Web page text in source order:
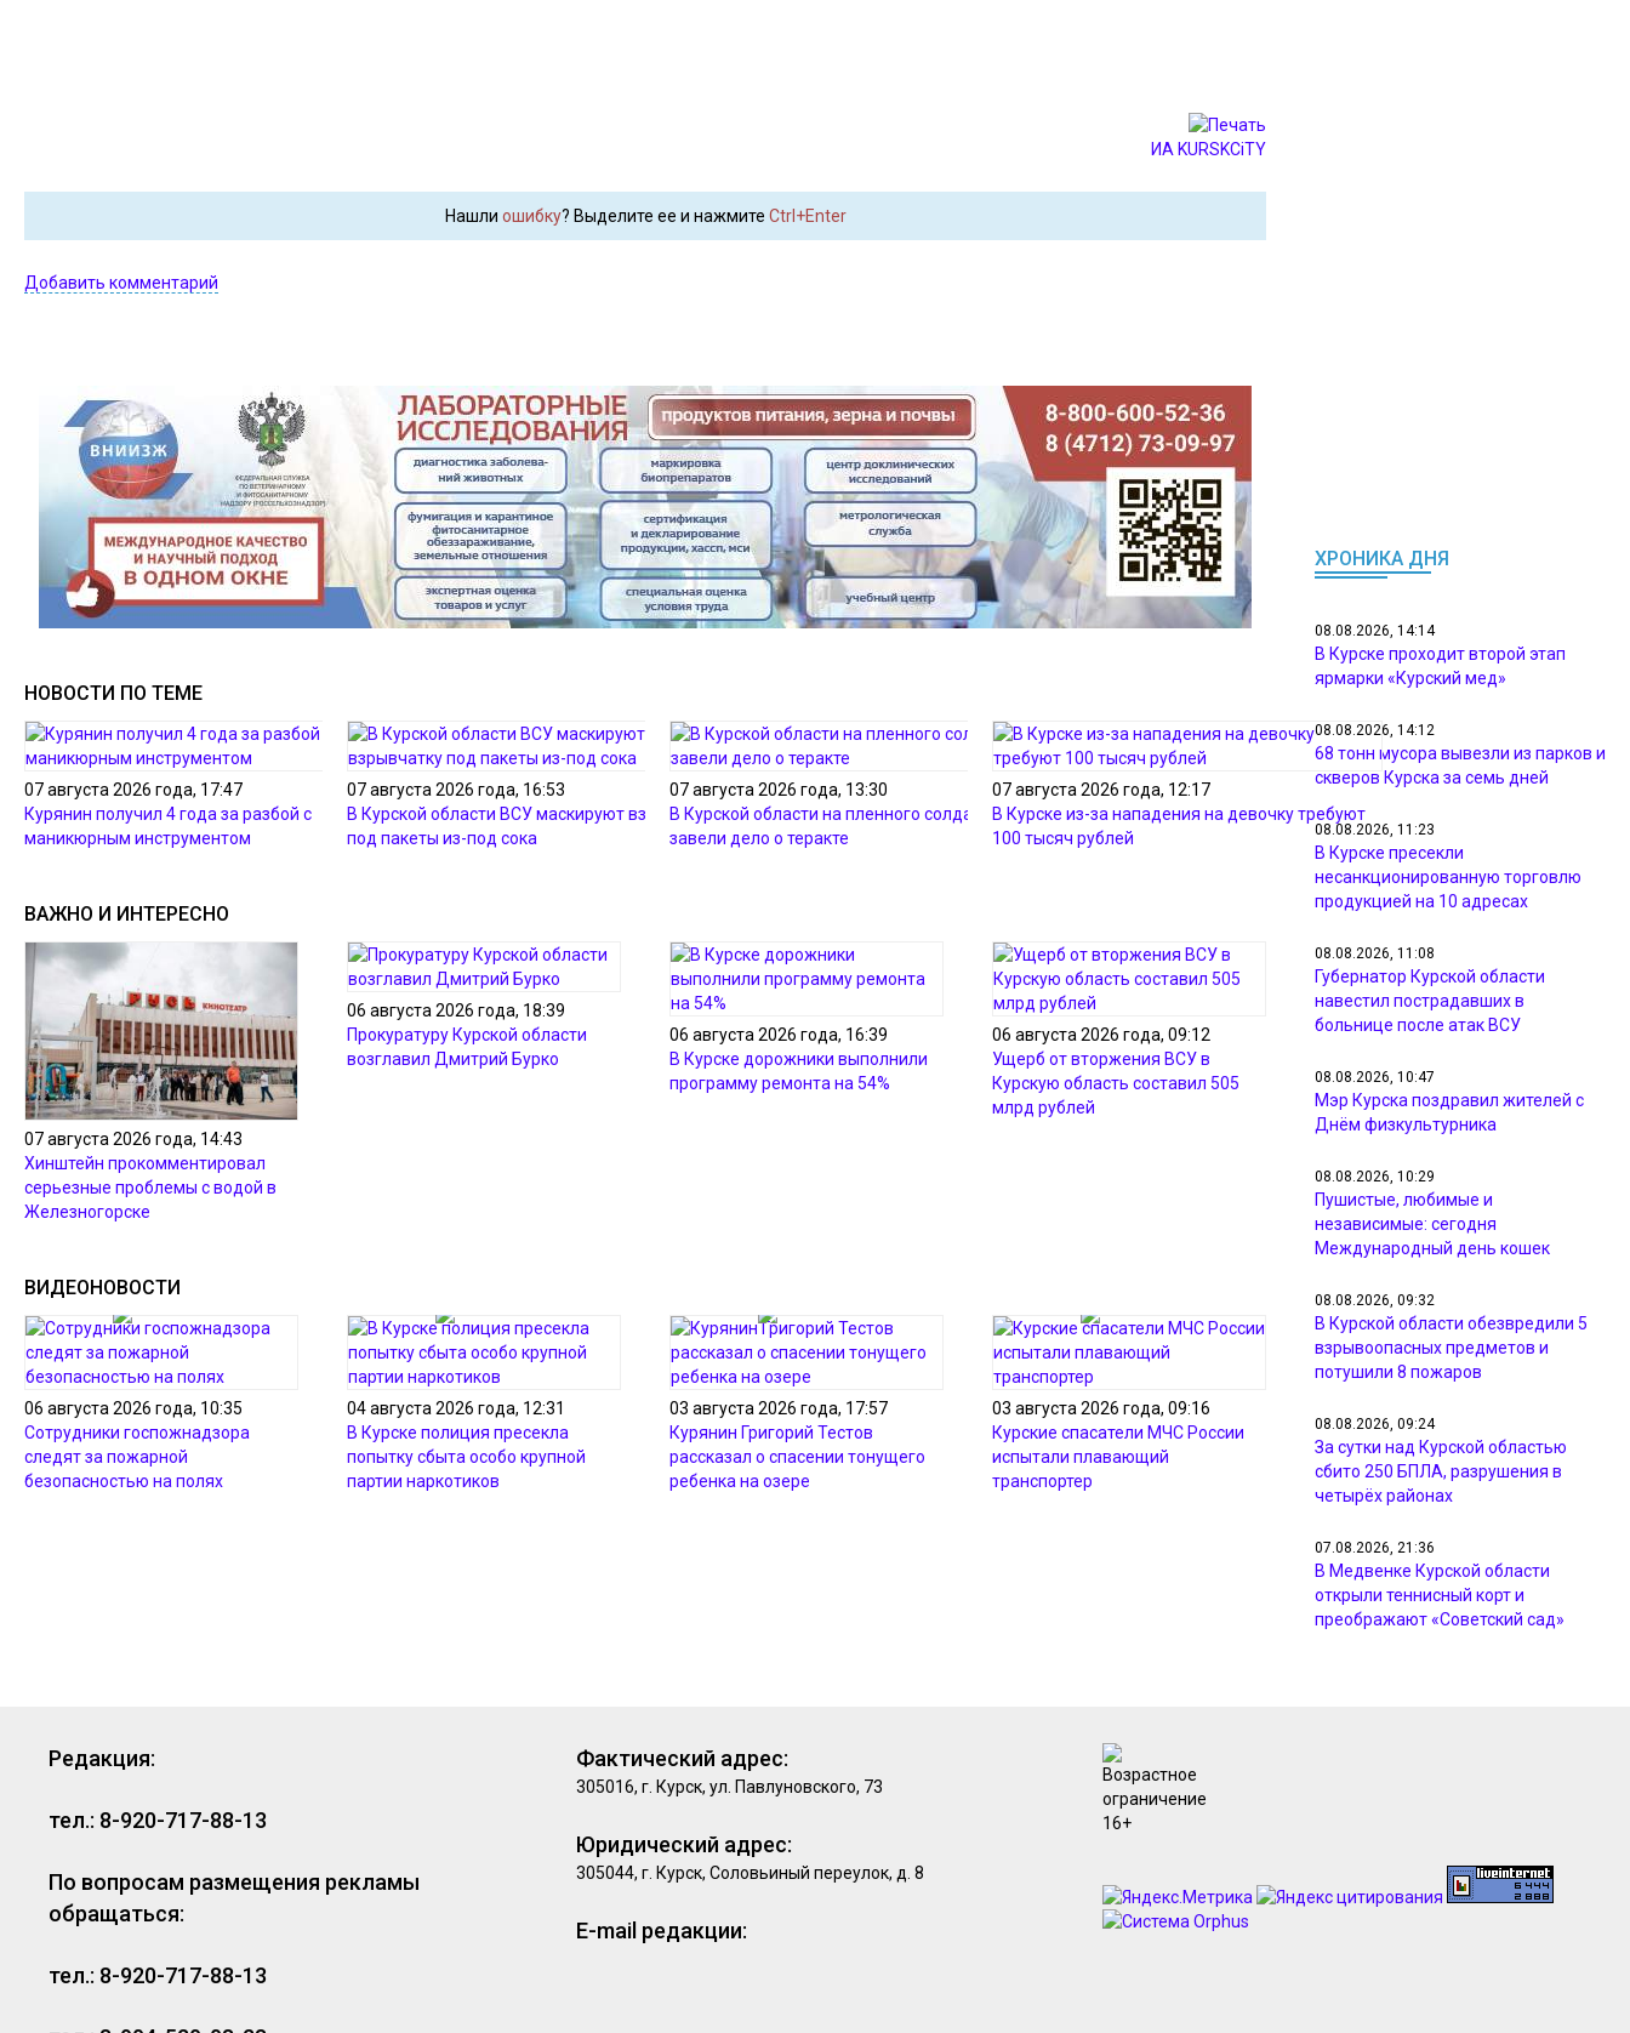
ИА KURSKCiTY
Нашли ошибку? Выделите ее и нажмите Ctrl+Enter
Добавить комментарий
НОВОСТИ ПО ТЕМЕ
07 августа 2026 года, 17:47
Курянин получил 4 года за разбой с
маникюрным инструментом
07 августа 2026 года, 16:53
В Курской области ВСУ маскируют взрывчатку
под пакеты из-под сока
07 августа 2026 года, 13:30
В Курской области на пленного солдата ВСУ
завели дело о теракте
07 августа 2026 года, 12:17
В Курске из-за нападения на девочку требуют
100 тысяч рублей
ВАЖНО И ИНТЕРЕСНО
07 августа 2026 года, 14:43
Хинштейн прокомментировал
серьезные проблемы с водой в
Железногорске
06 августа 2026 года, 18:39
Прокуратуру Курской области
возглавил Дмитрий Бурко
06 августа 2026 года, 16:39
В Курске дорожники выполнили
программу ремонта на 54%
06 августа 2026 года, 09:12
Ущерб от вторжения ВСУ в
Курскую область составил 505
млрд рублей
ВИДЕОНОВОСТИ
06 августа 2026 года, 10:35
Сотрудники госпожнадзора
следят за пожарной
безопасностью на полях
04 августа 2026 года, 12:31
В Курске полиция пресекла
попытку сбыта особо крупной
партии наркотиков
03 августа 2026 года, 17:57
Курянин Григорий Тестов
рассказал о спасении тонущего
ребенка на озере
03 августа 2026 года, 09:16
Курские спасатели МЧС России
испытали плавающий
транспортер
ХРОНИКА ДНЯ
08.08.2026, 14:14
В Курске проходит второй этап
ярмарки «Курский мед»
08.08.2026, 14:12
68 тонн мусора вывезли из парков и
скверов Курска за семь дней
08.08.2026, 11:23
В Курске пресекли
несанкционированную торговлю
продукцией на 10 адресах
08.08.2026, 11:08
Губернатор Курской области
навестил пострадавших в
больнице после атак ВСУ
08.08.2026, 10:47
Мэр Курска поздравил жителей с
Днём физкультурника
08.08.2026, 10:29
Пушистые, любимые и
независимые: сегодня
Международный день кошек
08.08.2026, 09:32
В Курской области обезвредили 5
взрывоопасных предметов и
потушили 8 пожаров
08.08.2026, 09:24
За сутки над Курской областью
сбито 250 БПЛА, разрушения в
четырёх районах
07.08.2026, 21:36
В Медвенке Курской области
открыли теннисный корт и
преображают «Советский сад»
гимназии и центра «Русь»
Редакция:
тел.: 8-920-717-88-13
По вопросам размещения рекламы
обращаться:
тел.: 8-920-717-88-13
Фактический адрес:
305016, г. Курск, ул. Павлуновского, 73
Юридический адрес:
305044, г. Курск, Соловьиный переулок, д. 8
E-mail редакции: